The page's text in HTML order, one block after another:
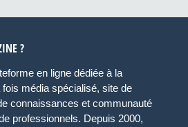
?
en ligne dédiée à la
fois média spécialisé, site de
connaissances et communauté
professionnels. Depuis 2000,